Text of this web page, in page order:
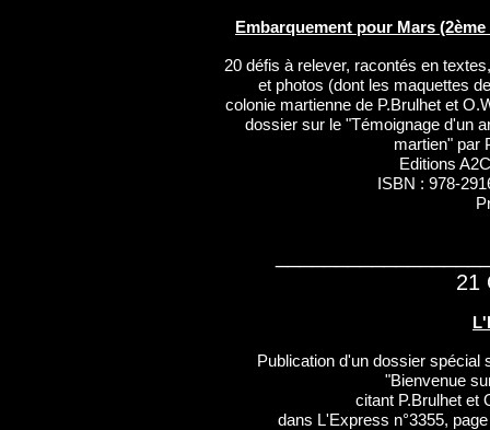
Embarquement pour Mars
20 défis à relever, racontés en
et photos (dont les maquettes
colonie martienne de P.Brulhet et
dossier sur le "Témoignage d'un
martien" par
Editions
ISBN : 978-
21
Publication d'un dossier spécial
"Bienvenue
citant P.Brulhet et
dans L'Express n°3355,